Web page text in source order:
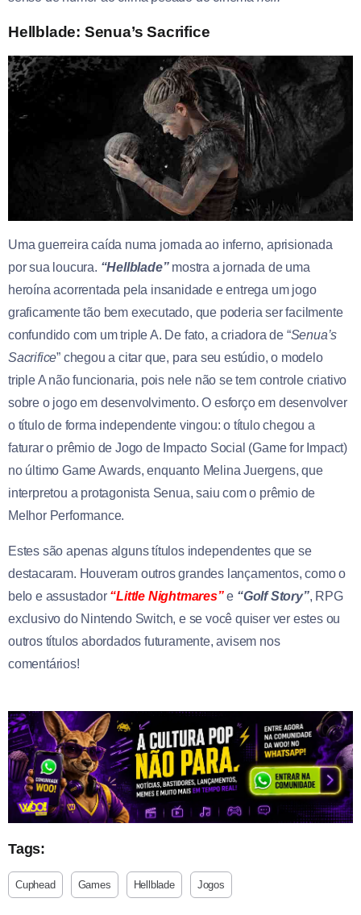
Hellblade: Senua’s Sacrifice
Uma guerreira caída numa jornada ao inferno, aprisionada
por sua loucura. “Hellblade”mostra a jornada de uma
heroína acorrentada pela insanidade e entrega um jogo
graficamente tão bem executado, que poderia ser facilmente
confundido com um triple A. De fato, a criadora de “Senua’s
Sacrifice” chegou a citar que, para seu estúdio, o modelo
triple A não funcionaria, pois nele não se tem controle criativo
sobre o jogo em desenvolvimento. O esforço em desenvolver
o título de forma independente vingou: o título chegou a
faturar o prêmio de Jogo de Impacto Social (Game for Impact)
no último Game Awards, enquanto Melina Juergens, que
interpretou a protagonista Senua, saiu com o prêmio de
Melhor Performance.
Estes são apenas alguns títulos independentes que se
destacaram. Houveram outros grandes lançamentos, como o
belo e assustador “Little Nightmares”e “Golf Story”, RPG
exclusivo do Nintendo Switch, e se você quiser ver estes ou
outros títulos abordados futuramente, avisem nos
comentários!
Tags:
Cuphead Games Hellblade Jogos